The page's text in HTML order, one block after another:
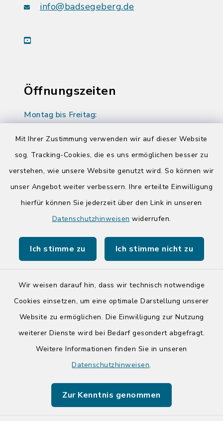
Mit Ihrer Zustimmung verwenden wir auf dieser Website
sog. Tracking-Cookies, die es uns ermöglichen besser zu
verstehen, wie unsere Website genutzt wird. So können wir
unser Angebot weiter verbessern. Ihre erteilte Einwilligung
hierfür können Sie jederzeit über den Link in unseren
Datenschutzhinweisen widerrufen.
Ich stimme zu Ich stimme nicht zu
Wir weisen darauf hin, dass wir technisch notwendige
Cookies einsetzen, um eine optimale Darstellung unserer
Website zu ermöglichen. Die Einwilligung zur Nutzung
weiterer Dienste wird bei Bedarf gesondert abgefragt.
Weitere Informationen finden Sie in unseren
Datenschutzhinweisen.
Zur Kenntnis genommen
info@badsegeberg.de
youtube
Öffnungszeiten
Montag bis Freitag:
Donnerstag zusätzlich:
14:00-17:00 Uhr
Quicklinks
Tourist-Info der Stadt Bad Segeberg
Barrierefreiheit
Impressum